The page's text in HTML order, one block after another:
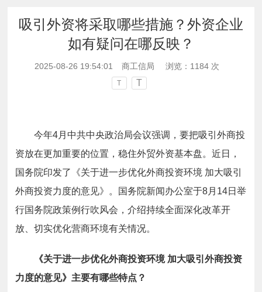
吸引外资将采取哪些措施？外资企业
如有疑问在哪反映？
2025-08-26 19:54:01 商工信局 浏览： 1184次
T T
今年4月中共中央政治局会议强调，要把吸引外商投
资放在更加重要的位置，稳住外贸外资基本盘。近日，
国务院印发了《关于进一步优化外商投资环境 加大吸引
外商投资力度的意见》。国务院新闻办公室于8月14日举
行国务院政策例行吹风会，介绍持续全面深化改革开
放、切实优化营商环境有关情况。
《关于进一步优化外商投资环境 加大吸引外商投资
力度的意见》主要有哪些特点？